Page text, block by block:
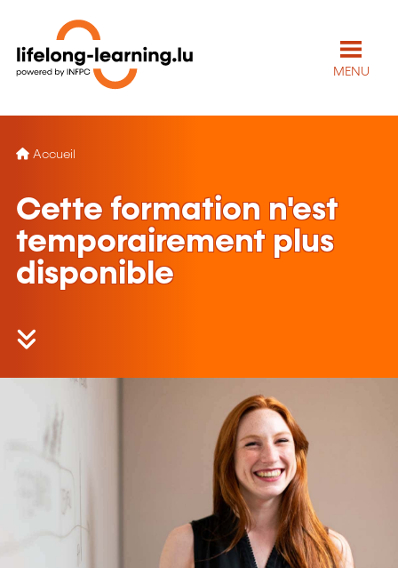
MENU
Accueil
Cette formation n'est
temporairement plus
disponible